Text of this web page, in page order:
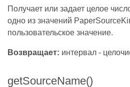
Получает или задает целое
одно из значений
пользовательское значение.
Возвращает: интервал -
getSourceName()